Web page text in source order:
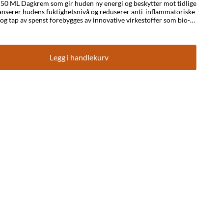
mot tidlige
hudens fuktighetsnivå og reduserer anti-inflammatoriske
tap av spenst forebygges av innovative virkestoffer som bio-
fra oliven stimulerer mitokondrie til økt
Legg i handlekurv